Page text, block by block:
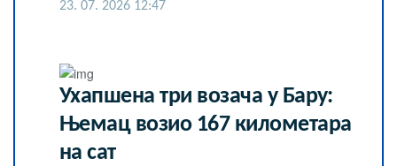
23. 07. 2026 12:47
Ухапшена три возача у Бару:
Њемац возио 167 километара
на сат